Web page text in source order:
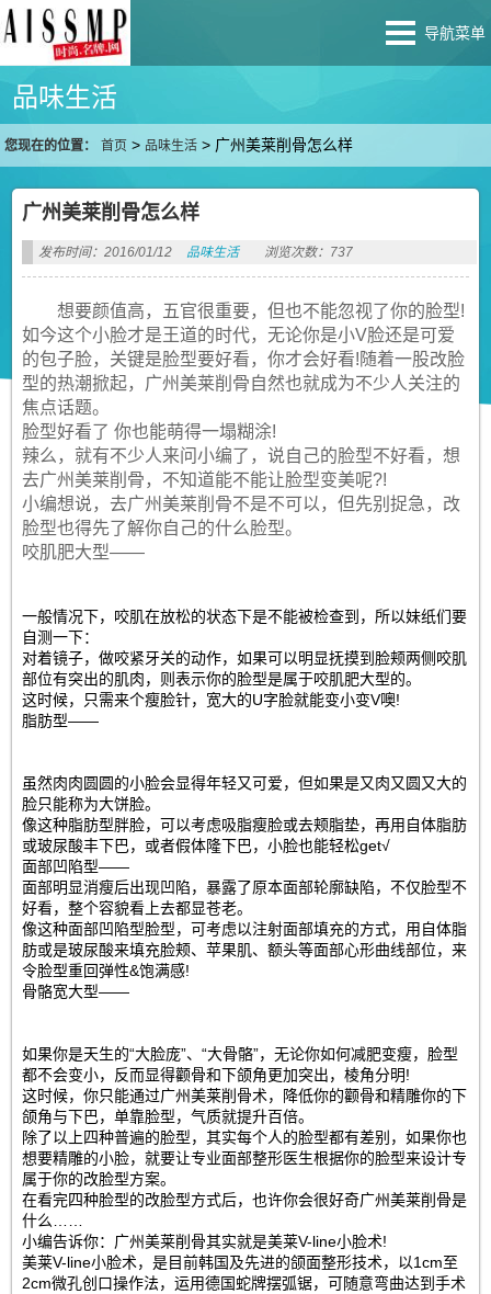
导航菜单
品味生活
您现在的位置： 首页 > 品味生活 > 广州美莱削骨怎么样
广州美莱削骨怎么样
发布时间：2016/01/12 品味生活 浏览次数：737
想要颜值高，五官很重要，但也不能忽视了你的脸型!
如今这个小脸才是王道的时代，无论你是小V脸还是可爱
的包子脸，关键是脸型要好看，你才会好看!随着一股改脸
型的热潮掀起，广州美莱削骨自然也就成为不少人关注的
焦点话题。
脸型好看了 你也能萌得一塌糊涂!
辣么，就有不少人来问小编了，说自己的脸型不好看，想
去广州美莱削骨，不知道能不能让脸型变美呢?!
小编想说，去广州美莱削骨不是不可以，但先别捉急，改
脸型也得先了解你自己的什么脸型。
咬肌肥大型——
一般情况下，咬肌在放松的状态下是不能被检查到，所以妹纸们要
自测一下：
对着镜子，做咬紧牙关的动作，如果可以明显抚摸到脸颊两侧咬肌
部位有突出的肌肉，则表示你的脸型是属于咬肌肥大型的。
这时候，只需来个瘦脸针，宽大的U字脸就能变小变V噢!
脂肪型——
虽然肉肉圆圆的小脸会显得年轻又可爱，但如果是又肉又圆又大的
脸只能称为大饼脸。
像这种脂肪型胖脸，可以考虑吸脂瘦脸或去颊脂垫，再用自体脂肪
或玻尿酸丰下巴，或者假体隆下巴，小脸也能轻松get√
面部凹陷型——
面部明显消瘦后出现凹陷，暴露了原本面部轮廓缺陷，不仅脸型不
好看，整个容貌看上去都显苍老。
像这种面部凹陷型脸型，可考虑以注射面部填充的方式，用自体脂
肪或是玻尿酸来填充脸颊、苹果肌、额头等面部心形曲线部位，来
令脸型重回弹性&饱满感!
骨骼宽大型——
如果你是天生的“大脸庞”、“大骨骼”，无论你如何减肥变瘦，脸型
都不会变小，反而显得颧骨和下颌角更加突出，棱角分明!
这时候，你只能通过广州美莱削骨术，降低你的颧骨和精雕你的下
颌角与下巴，单靠脸型，气质就提升百倍。
除了以上四种普遍的脸型，其实每个人的脸型都有差别，如果你也
想要精雕的小脸，就要让专业面部整形医生根据你的脸型来设计专
属于你的改脸型方案。
在看完四种脸型的改脸型方式后，也许你会很好奇广州美莱削骨是
什么……
小编告诉你：广州美莱削骨其实就是美莱V-line小脸术!
美莱V-line小脸术，是目前韩国及先进的颌面整形技术，以1cm至
2cm微孔创口操作法，运用德国蛇牌摆弧锯，可随意弯曲达到手术